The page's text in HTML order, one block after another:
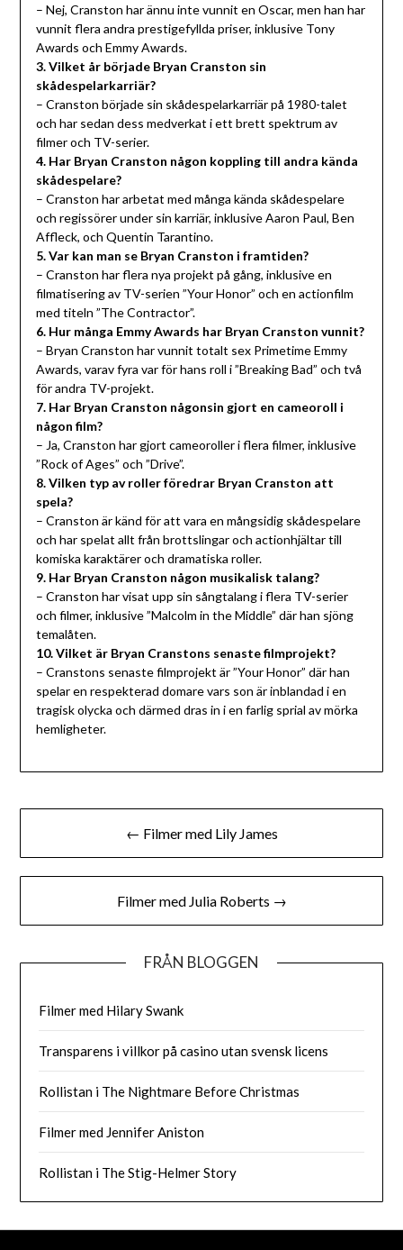
– Nej, Cranston har ännu inte vunnit en Oscar, men han har
vunnit flera andra prestigefyllda priser, inklusive Tony
Awards och Emmy Awards.
3. Vilket år började Bryan Cranston sin
skådespelarkarriär?
– Cranston började sin skådespelarkarriär på 1980-talet
och har sedan dess medverkat i ett brett spektrum av
filmer och TV-serier.
4. Har Bryan Cranston någon koppling till andra kända
skådespelare?
– Cranston har arbetat med många kända skådespelare
och regissörer under sin karriär, inklusive Aaron Paul, Ben
Affleck, och Quentin Tarantino.
5. Var kan man se Bryan Cranston i framtiden?
– Cranston har flera nya projekt på gång, inklusive en
filmatisering av TV-serien ”Your Honor” och en actionfilm
med titeln ”The Contractor”.
6. Hur många Emmy Awards har Bryan Cranston vunnit?
– Bryan Cranston har vunnit totalt sex Primetime Emmy
Awards, varav fyra var för hans roll i ”Breaking Bad” och två
för andra TV-projekt.
7. Har Bryan Cranston någonsin gjort en cameoroll i
någon film?
– Ja, Cranston har gjort cameoroller i flera filmer, inklusive
”Rock of Ages” och ”Drive”.
8. Vilken typ av roller föredrar Bryan Cranston att
spela?
– Cranston är känd för att vara en mångsidig skådespelare
och har spelat allt från brottslingar och actionhjältar till
komiska karaktärer och dramatiska roller.
9. Har Bryan Cranston någon musikalisk talang?
– Cranston har visat upp sin sångtalang i flera TV-serier
och filmer, inklusive ”Malcolm in the Middle” där han sjöng
temalåten.
10. Vilket är Bryan Cranstons senaste filmprojekt?
– Cranstons senaste filmprojekt är ”Your Honor” där han
spelar en respekterad domare vars son är inblandad i en
tragisk olycka och därmed dras in i en farlig sprial av mörka
hemligheter.
Inläggsnavigering
← Filmer med Lily James
Filmer med Julia Roberts →
FRÅN BLOGGEN
Filmer med Hilary Swank
Transparens i villkor på casino utan svensk licens
Rollistan i The Nightmare Before Christmas
Filmer med Jennifer Aniston
Rollistan i The Stig-Helmer Story